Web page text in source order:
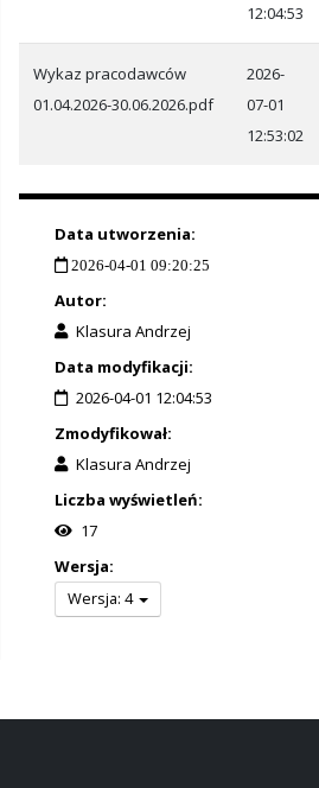
12:04:53
Wykaz pracodawców
01.04.2026-30.06.2026.pdf
2026-
07-01
12:53:02
Data utworzenia:
2026-04-01 09:20:25
Autor:
Klasura Andrzej
Data modyfikacji:
2026-04-01 12:04:53
Zmodyfikował:
Klasura Andrzej
Liczba wyświetleń:
17
Wersja:
Wersja: 4